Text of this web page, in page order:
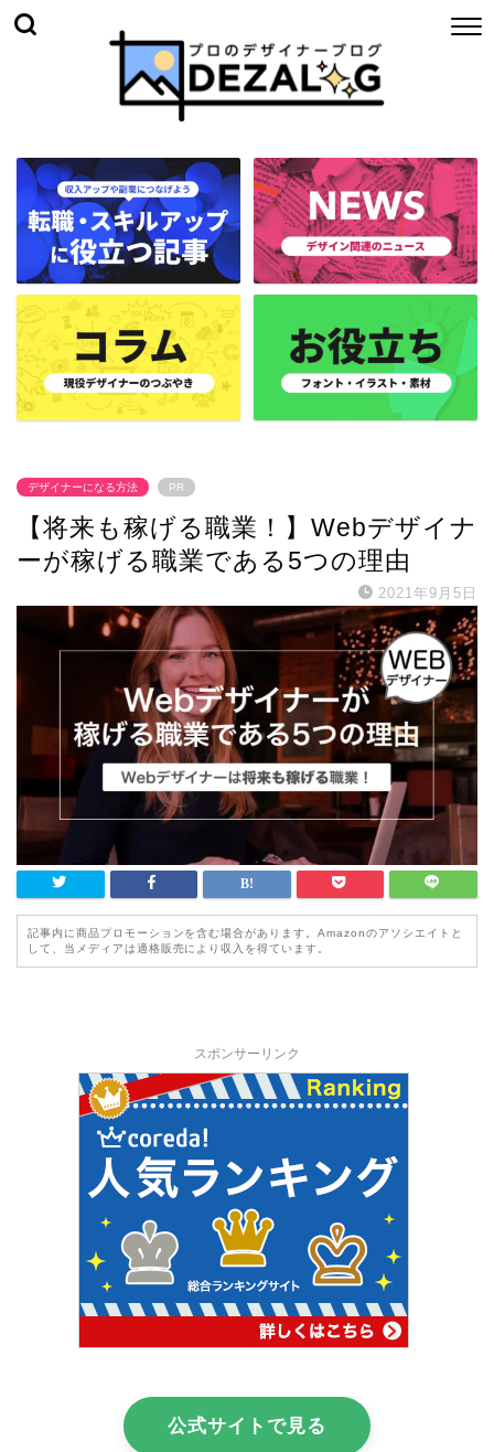
デザイナーになる方法 PR
【将来も稼げる職業！】Webデザイナ
ーが稼げる職業である5つの理由
2021年9月5日
記事内に商品プロモーションを含む場合があります。Amazonのアソシエイトと
して、当メディアは適格販売により収入を得ています。
スポンサーリンク
公式サイトで見る